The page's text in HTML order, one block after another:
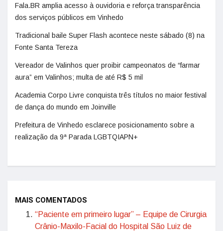
Fala.BR amplia acesso à ouvidoria e reforça transparência
dos serviços públicos em Vinhedo
Tradicional baile Super Flash acontece neste sábado (8) na
Fonte Santa Tereza
Vereador de Valinhos quer proibir campeonatos de “farmar
aura” em Valinhos; multa de até R$ 5 mil
Academia Corpo Livre conquista três títulos no maior festival
de dança do mundo em Joinville
Prefeitura de Vinhedo esclarece posicionamento sobre a
realização da 9ª Parada LGBTQIAPN+
MAIS COMENTADOS
“Paciente em primeiro lugar” – Equipe de Cirurgia
Crânio-Maxilo-Facial do Hospital São Luiz de